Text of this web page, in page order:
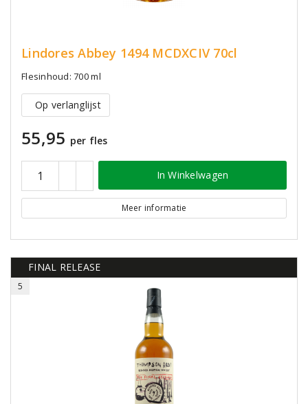
Lindores Abbey 1494 MCDXCIV 70cl
Flesinhoud: 700 ml
Op verlanglijst
55,95 per fles
In Winkelwagen
Meer informatie
FINAL RELEASE
5